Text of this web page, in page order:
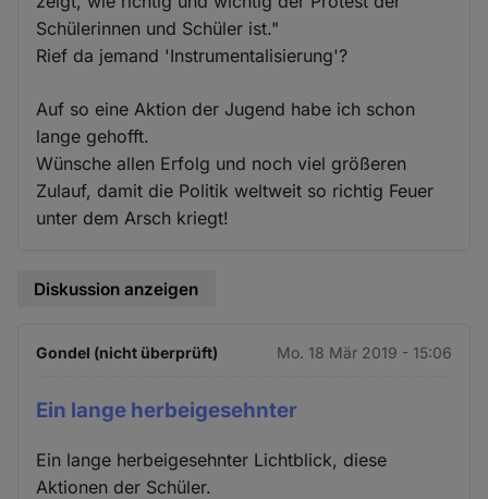
Schülerinnen und Schüler ist."
Rief da jemand 'Instrumentalisierung'?
Auf so eine Aktion der Jugend habe ich schon
lange gehofft.
Wünsche allen Erfolg und noch viel größeren
Zulauf, damit die Politik weltweit so richtig Feuer
unter dem Arsch kriegt!
Diskussion anzeigen
Gondel (nicht überprüft) Mo. 18 Mär 2019 - 15:06
Ein lange herbeigesehnter
Ein lange herbeigesehnter Lichtblick, diese
Aktionen der Schüler.